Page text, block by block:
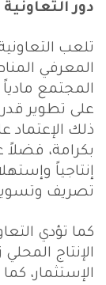
دور
تلعب
المعرفي
المجتمع
على تطوير
ذلك
بكرامة، فضلاً
إنتاجياً
تصريف
كما تؤدي
الإنتاج
الإستثمار،